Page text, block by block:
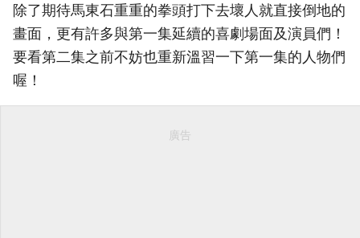
除了期待馬東石重重的拳頭打下去壞人就直接倒地的
畫面，更有許多與第一集延續的喜劇場面及演員們！
要看第二集之前不妨也重新溫習一下第一集的人物們
喔！
廣告